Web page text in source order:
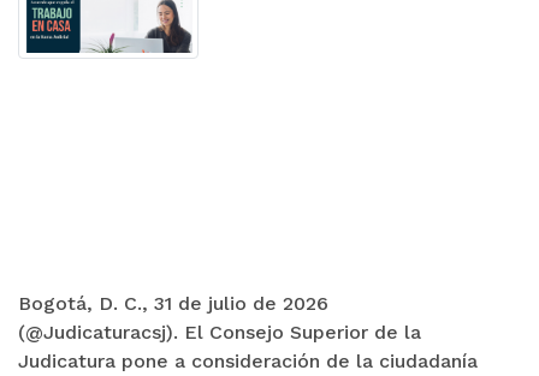
Bogotá, D. C., 31 de julio de 2026
(@Judicaturacsj). El Consejo Superior de la
Judicatura pone a consideración de la ciudadanía